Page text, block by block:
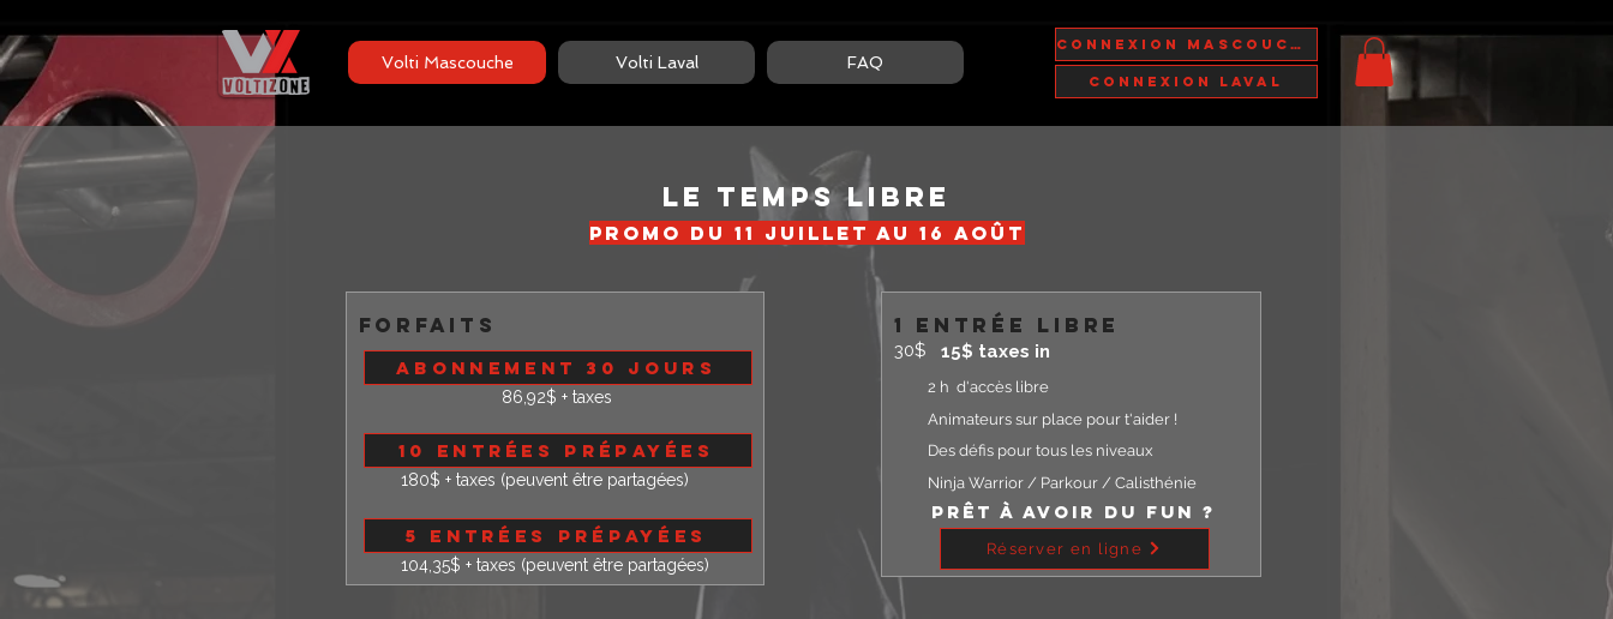
Volti Mascouche Volti Laval FAQ
Connexion Mascouche
Connexion Laval
le temps libre
promo du 11 juillet au 16 août
forfaits
abonnement 30 jours
86,92$ + taxes
10 entrées prépayées
180$ + taxes (peuvent être partagées)
5 entrées prépayées
104,35$ + taxes (peuvent être partagées)
1 entrée libre
30$ 15$ taxes in
2 h d'accès libre
Animateurs sur place pour t'aider !
Des défis pour tous les niveaux
Ninja Warrior / Parkour / Calisthénie
Prêt à avoir du fun ?
Réserver en ligne